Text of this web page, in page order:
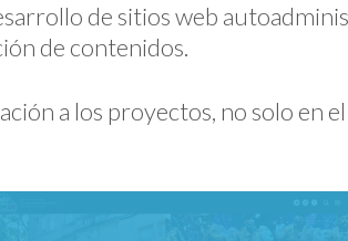
de sitios web
de contenidos.
a los proyectos, no solo en